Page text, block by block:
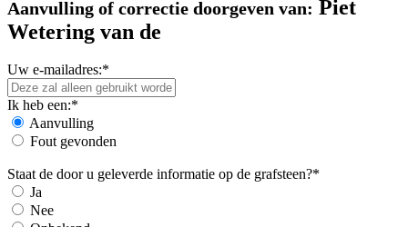
Aanvulling of correctie doorgeven van: Piet
Wetering van de
Uw e-mailadres:*
Ik heb een:*
Aanvulling
Fout gevonden
Staat de door u geleverde informatie op de grafsteen?*
Ja
Nee